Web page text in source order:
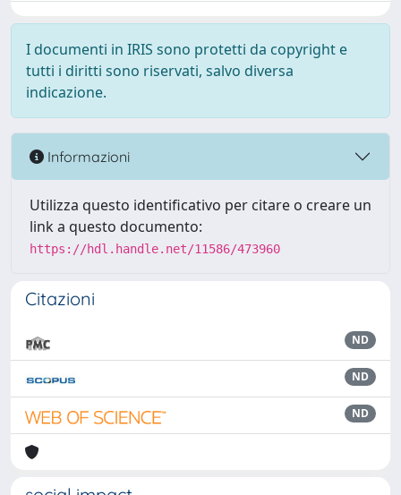
I documenti in IRIS sono protetti da copyright e
tutti i diritti sono riservati, salvo diversa
indicazione.
Informazioni
Utilizza questo identificativo per citare o creare un
link a questo documento:
https://hdl.handle.net/11586/473960
Citazioni
ND
ND
ND